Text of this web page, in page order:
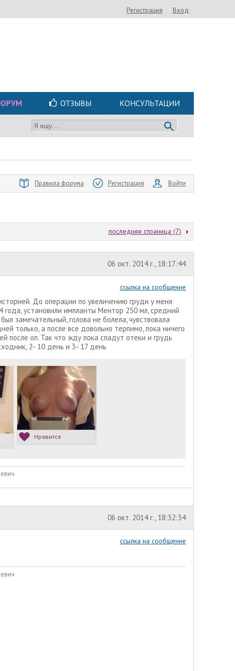
Регистрация Вход
ОТЗЫВЫ КОНСУЛЬТАЦИИ
Я ищу...
Правила форума Регистрация Войти
последняя страница (7)
06 окт. 2014 г., 18:17:44
ссылка на сообщение
До операции по увеличению груди у меня
установили импланты Ментор 250 мл, средний
замечательный, голова не болела, чувствовала
только, а после все довольно терпимо, пока ничего
оп. Так что жду пока спадут отеки и грудь
2- 10 день и 3- 17 день
Нравится
06 окт. 2014 г., 18:32:34
ссылка на сообщение